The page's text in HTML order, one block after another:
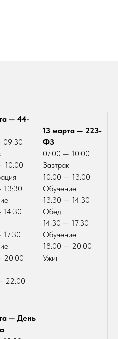
— 44-
09:30
10:00
13:30
14:30
17:30
20:00
22:00
13 марта — 223-
ФЗ
07:00 — 10:00
Завтрак
10:00 — 13:00
Обучение
13:30 — 14:30
Обед
14:30 — 17:30
Обучение
18:00 — 20:00
Ужин
— День